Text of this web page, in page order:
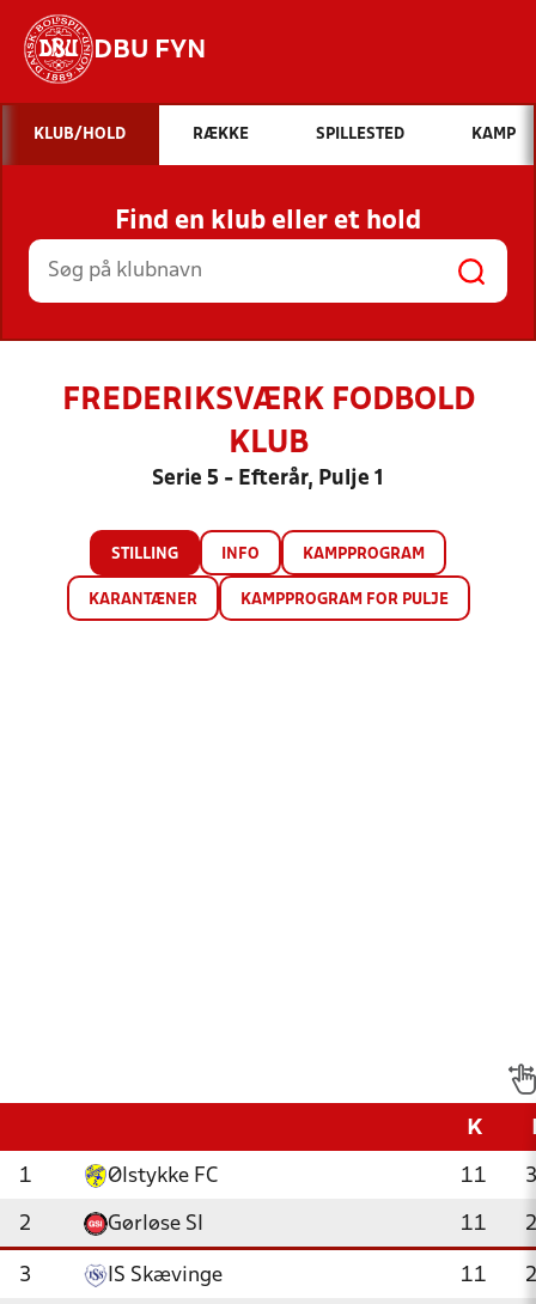
DBU FYN
Hvad vil du søge efter?
INDHOLD OG NYHEDER
STILLINGER, RESULTATER, KLUBBER OG
HOLD
KLUB/HOLD RÆKKE SPILLESTED KAMP
Find en klub eller et hold
FREDERIKSVÆRK FODBOLD
KLUB
Serie 5 - Efterår, Pulje 1
STILLING INFO KAMPPROGRAM
KARANTÆNER KAMPPROGRAM FOR PULJE
K
1 Ølstykke FC 11
2 Gørløse SI 11
3 IS Skævinge 11